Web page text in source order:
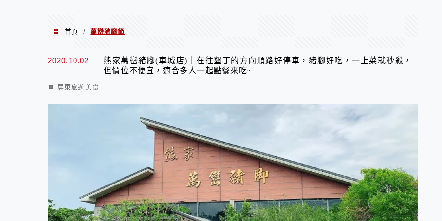
首頁 / 萬巒豬腳節
萬巒豬腳節
2020.10.02
熊家萬巒豬腳(車城店)｜在往墾丁的方向順路好停車，豬腳好吃，一上菜就秒殺，
但價位不便宜，適合多人一起點餐來吃~
屏東旅遊美食